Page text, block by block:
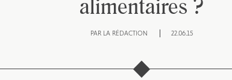
PAR LA RÉDACTION 22.06.15